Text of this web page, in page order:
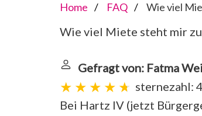
Home FAQ Wie viel
Wie viel Miete steht mir
Gefragt von: Fatma
sternezahl:
Bei Hartz IV (jetzt